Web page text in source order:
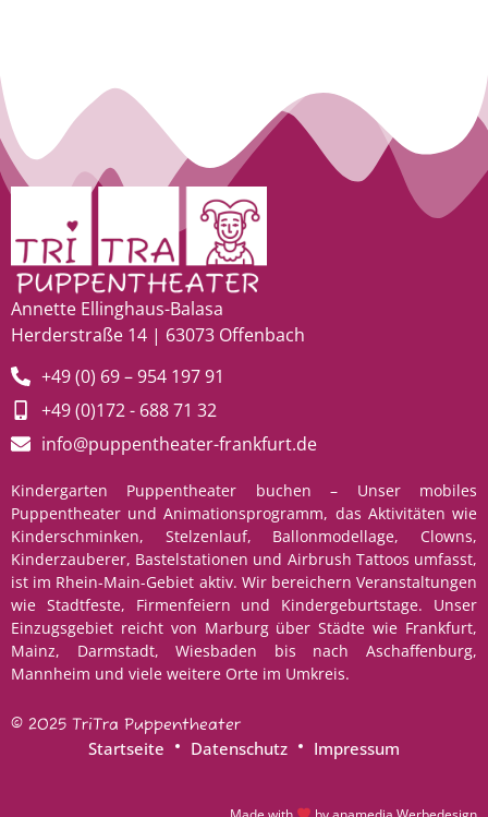
Annette Ellinghaus-Balasa
Herderstraße 14 | 63073 Offenbach
+49 (0) 69 – 954 197 91
+49 (0)172 - 688 71 32
info@puppentheater-frankfurt.de
Kindergarten Puppentheater buchen – Unser mobiles
Puppentheater und Animationsprogramm, das Aktivitäten wie
Kinderschminken, Stelzenlauf, Ballonmodellage, Clowns,
Kinderzauberer, Bastelstationen und Airbrush Tattoos umfasst,
ist im Rhein-Main-Gebiet aktiv. Wir bereichern Veranstaltungen
wie Stadtfeste, Firmenfeiern und Kindergeburtstage. Unser
Einzugsgebiet reicht von Marburg über Städte wie Frankfurt,
Mainz, Darmstadt, Wiesbaden bis nach Aschaffenburg,
Mannheim und viele weitere Orte im Umkreis.
© 2025 TriTra Puppentheater
Startseite Datenschutz Impressum